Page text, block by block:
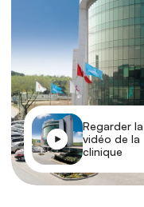
Regarder la
vidéo de la
clinique